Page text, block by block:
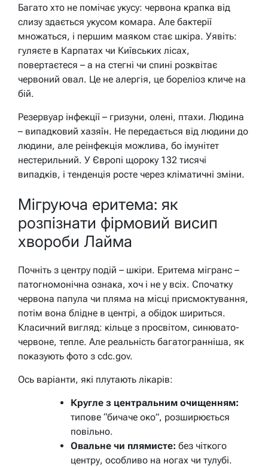
Багато хто не помічає укусу: червона крапка від
слизу здається укусом комара. Але бактерії
множаться, і першим маяком стає шкіра. Уявіть:
гуляєте в Карпатах чи Київських лісах,
повертаєтеся – а на стегні чи спині розквітає
червоний овал. Це не алергія, це бореліоз кличе на
бій.
Резервуар інфекції – гризуни, олені, птахи. Людина
– випадковий хазяїн. Не передається від людини до
людини, але реінфекція можлива, бо імунітет
нестерильний. У Європі щороку 132 тисячі
випадків, і тенденція росте через кліматичні зміни.
Мігруюча еритема: як
розпізнати фірмовий висип
хвороби Лайма
Почніть з центру подій – шкіри. Еритема мігранс –
патогномонічна ознака, хоч і не у всіх. Спочатку
червона папула чи пляма на місці присмоктування,
потім вона блідне в центрі, а обідок шириться.
Класичний вигляд: кільце з просвітом, синювато-
червоне, тепле. Але реальність багатогранніша, як
показують фото з cdc.gov.
Ось варіанти, які плутають лікарів:
Кругле з центральним очищенням:
типове “бичаче око”, розширюється
повільно.
Овальне чи плямисте: без чіткого
центру, особливо на ногах чи тулубі.